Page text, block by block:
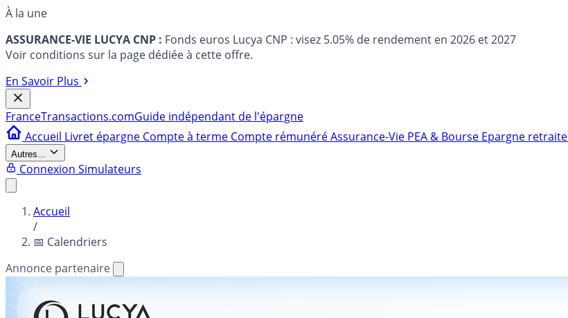
À la une
ASSURANCE-VIE LUCYA CNP : Fonds euros Lucya CNP : visez 5.05% de rendement en 2026 et 2027
Voir conditions sur la page dédiée à cette offre.
En Savoir Plus
FranceTransactions.comGuide indépendant de l'épargne
Accueil Livret épargne Compte à terme Compte rémunéréAssurance-Vie PEA & Bourse Epargne retraite
Autres...
Connexion Simulateurs
Accueil
/
📅 Calendriers
Annonce partenaire